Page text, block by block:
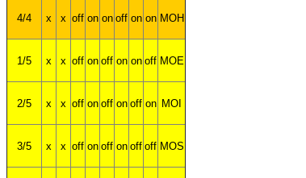
4/4 x x off on on off on on MOH
1/5 x x off on off on on off MOE
2/5 x x off on off on off on MOI
3/5 x x off on off on off off MOS